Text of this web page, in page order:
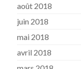
août 2018
juin 2018
mai 2018
avril 2018